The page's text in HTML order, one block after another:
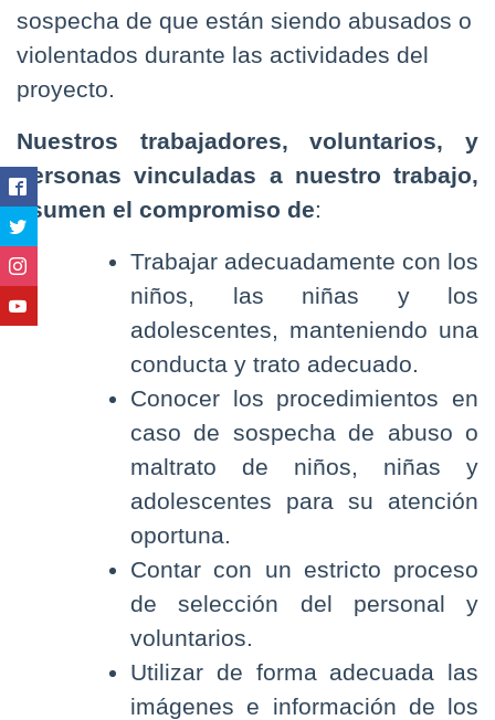
sospecha de que están siendo abusados o
violentados durante las actividades del
proyecto.
Nuestros trabajadores, voluntarios, y
personas vinculadas a nuestro trabajo,
asumen el compromiso de:
Trabajar adecuadamente con los
niños, las niñas y los
adolescentes, manteniendo una
conducta y trato adecuado.
Conocer los procedimientos en
caso de sospecha de abuso o
maltrato de niños, niñas y
adolescentes para su atención
oportuna.
Contar con un estricto proceso
de selección del personal y
voluntarios.
Utilizar de forma adecuada las
imágenes e información de los